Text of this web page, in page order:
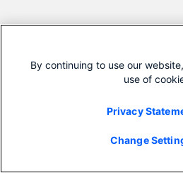
By continuing to use our
use of
Privacy
Change